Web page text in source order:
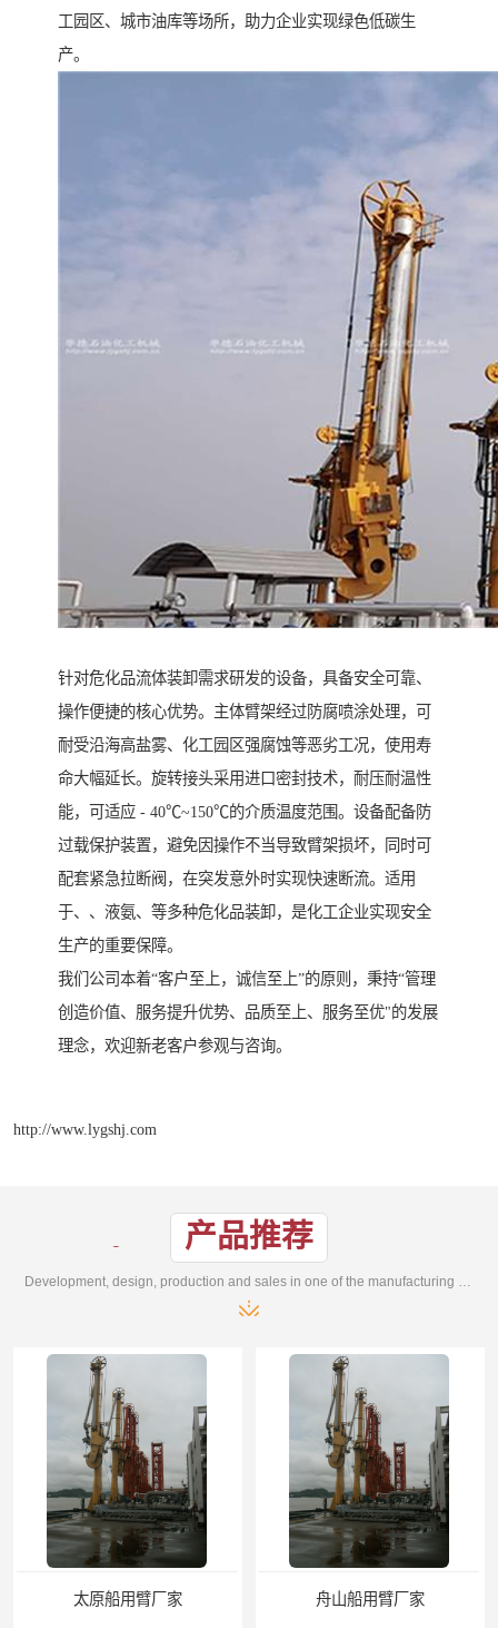
工园区、城市油库等场所，助力企业实现绿色低碳生
产。
针对危化品流体装卸需求研发的设备，具备安全可靠、
操作便捷的核心优势。主体臂架经过防腐喷涂处理，可
耐受沿海高盐雾、化工园区强腐蚀等恶劣工况，使用寿
命大幅延长。旋转接头采用进口密封技术，耐压耐温性
能，可适应 - 40℃~150℃的介质温度范围。设备配备防
过载保护装置，避免因操作不当导致臂架损坏，同时可
配套紧急拉断阀，在突发意外时实现快速断流。适用
于、、液氨、等多种危化品装卸，是化工企业实现安全
生产的重要保障。
我们公司本着“客户至上，诚信至上”的原则，秉持“管理
创造价值、服务提升优势、品质至上、服务至优"的发展
理念，欢迎新老客户参观与咨询。
http://www.lygshj.com
产品推荐
舟山船用臂厂家 合肥船用臂